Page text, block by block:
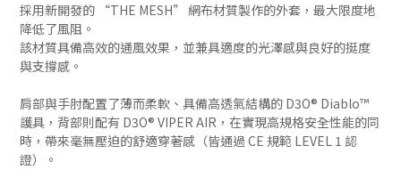
採用新開發的 “THE MESH” 網布材質製作的外套，最大限度地
降低了風阻。
該材質具備高效的通風效果，並兼具適度的光澤感與良好的挺度
與支撐感。
肩部與手肘配置了薄而柔軟、具備高透氣結構的 D3O® Diablo™
護具，背部則配有 D3O® VIPER AIR，在實現高規格安全性能的同
時，帶來毫無壓迫的舒適穿著感（皆通過 CE 規範 LEVEL 1 認
證）。